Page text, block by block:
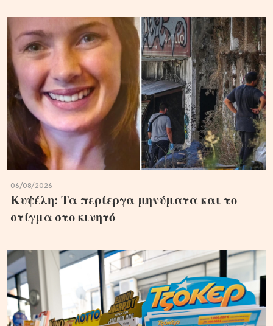
06/08/2026
Κυψέλη: Τα περίεργα μηνύματα και το
στίγμα στο κινητό